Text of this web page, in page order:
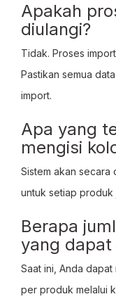
Apakah
diulangi?
Tidak. Proses
Pastikan semua
import.
Apa yang
mengisi
Sistem akan secara
untuk setiap
Berapa
yang dapat
Saat ini, Anda
per produk melalui